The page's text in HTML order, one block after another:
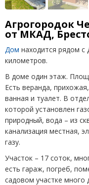
Агрогородок
от МКАД,
Дом находится рядом с
километров.
В доме один этаж.
Есть веранда,
ванная и туалет. В
которой установлен
природный, вода – из
канализация местная,
газу.
Участок – 17 соток,
есть гараж, погреб,
садовом участке много